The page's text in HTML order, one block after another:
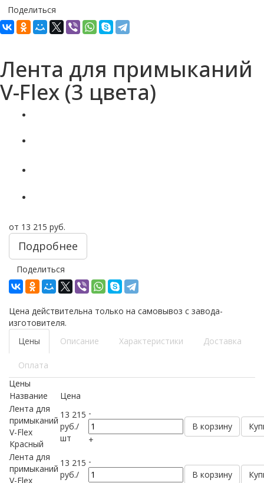
Поделиться
Лента для примыканий
V-Flex (3 цвета)
от 13 215 руб.
Подробнее
Поделиться
Цена действительна только на самовывоз с завода-
изготовителя.
Цены
Описание Характеристики Доставка
Оплата
Цены
Название
Цена
Лента для
примыканий
V-Flex
Красный
13 215
руб./
шт
-
+
В корзину
Лента для
примыканий
V-Flex
13 215
руб./
-
В корзину